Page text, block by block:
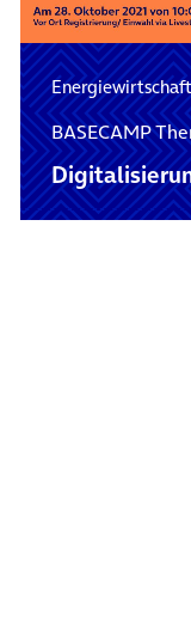
Energiewirtschaft
BASECAMP